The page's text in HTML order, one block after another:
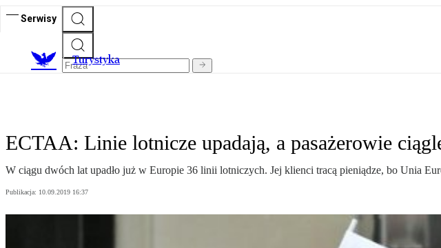
Serwisy
Turystyka
ECTAA: Linie lotnicze upadają, a pasażerowie
W ciągu dwóch lat upadło już w Europie 36 linii lotniczych. Jej klienci tracą pieniądze, bo Unia
Publikacja: 10.09.2019 16:37